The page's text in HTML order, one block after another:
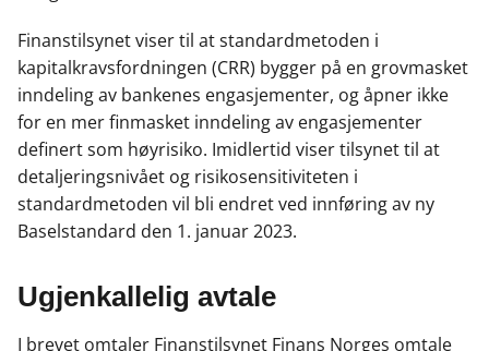
Finanstilsynet viser til at standardmetoden i
kapitalkravsfordningen (CRR) bygger på en grovmasket
inndeling av bankenes engasjementer, og åpner ikke
for en mer finmasket inndeling av engasjementer
definert som høyrisiko. Imidlertid viser tilsynet til at
detaljeringsnivået og risikosensitiviteten i
standardmetoden vil bli endret ved innføring av ny
Baselstandard den 1. januar 2023.
Ugjenkallelig avtale
I brevet omtaler Finanstilsynet Finans Norges omtale